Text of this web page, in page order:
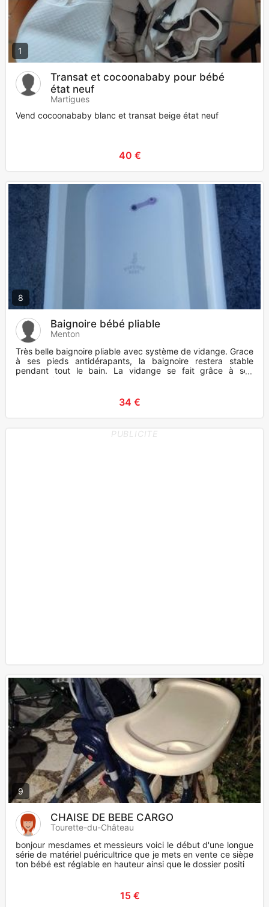
1
Transat et cocoonababy pour bébé
état neuf
Martigues
Vend cocoonababy blanc et transat beige état neuf
40 €
8
Baignoire bébé pliable
Menton
Très belle baignoire pliable avec système de vidange. Grace
à ses pieds antidérapants, la baignoire restera stable
pendant tout le bain. La vidange se fait grâce à son
bouchon in
34 €
PUBLICITE
9
CHAISE DE BEBE CARGO
Tourette-du-Château
bonjour mesdames et messieurs voici le début d'une longue
série de matériel puéricultrice que je mets en vente ce siège
ton bébé est réglable en hauteur ainsi que le dossier positi
15 €